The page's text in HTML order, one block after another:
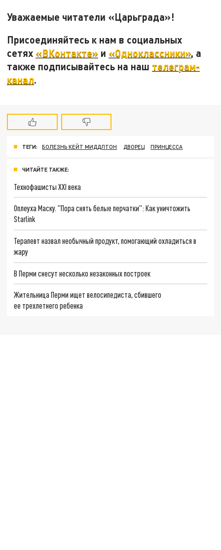
Уважаемые читатели «Царьграда»!
Присоединяйтесь к нам в социальных
сетях «ВКонтакте» и «Одноклассники», а
также подписывайтесь на наш телеграм-
канал.
ТЕГИ: БОЛЕЗНЬ КЕЙТ МИДДЛТОН ДВОРЕЦ ПРИНЦЕССА
ЧИТАЙТЕ ТАКЖЕ:
Технофашисты XXI века
Оплеуха Маску. "Пора снять белые перчатки": Как уничтожить
Starlink
Терапевт назвал необычный продукт, помогающий охладиться в
жару
В Перми снесут несколько незаконных построек
Жительница Перми ищет велосипедиста, сбившего
ее трехлетнего ребенка